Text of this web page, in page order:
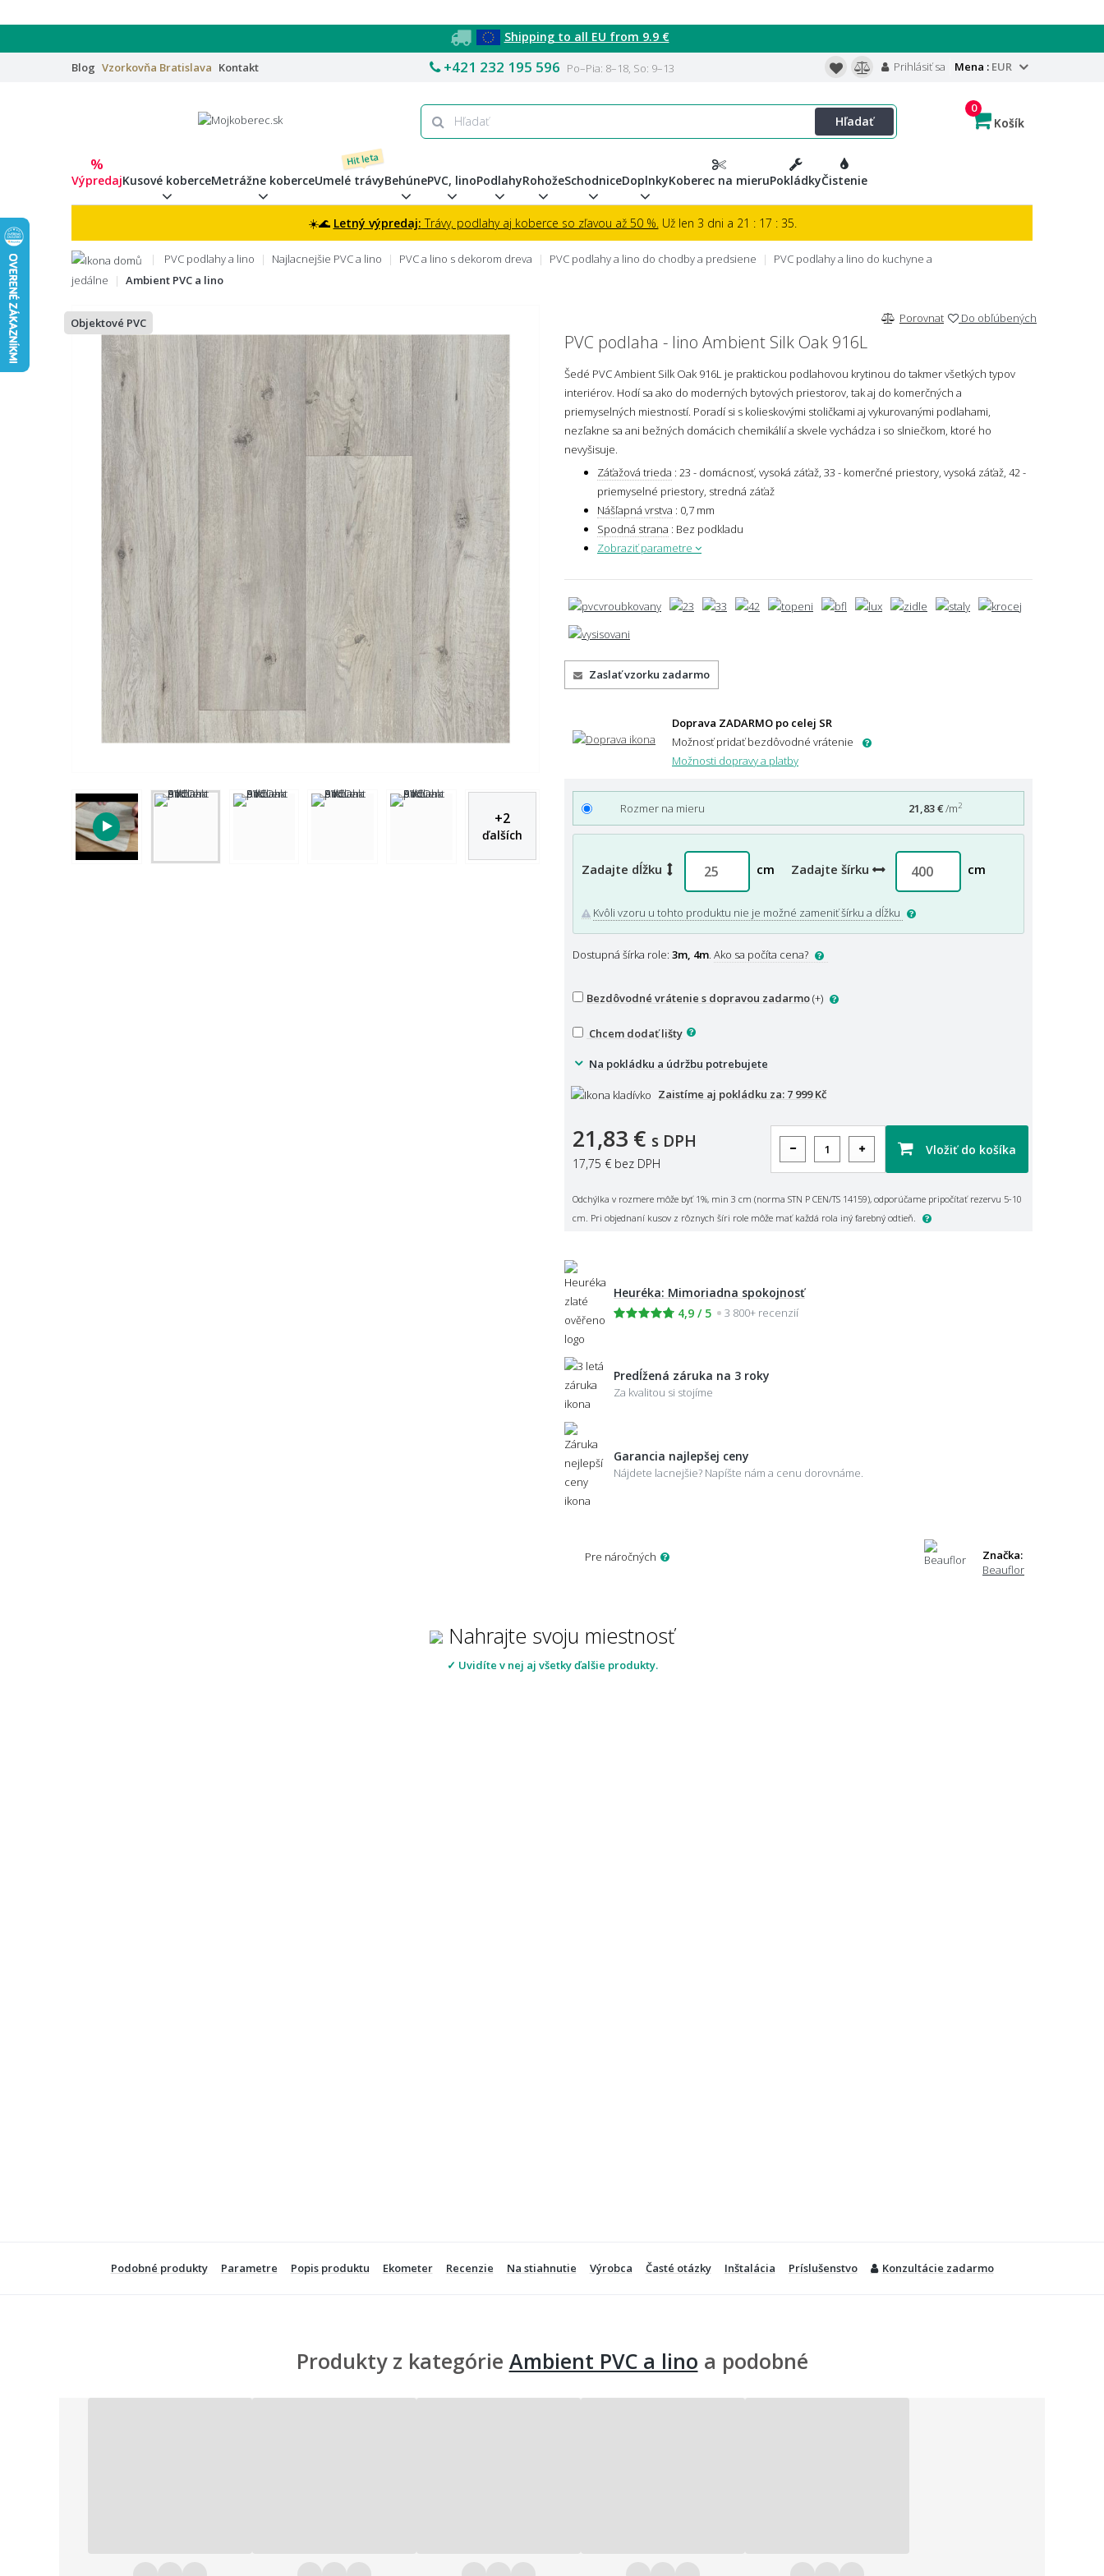
Shipping to all EU from 9.9 €
Blog Vzorkovňa Bratislava Kontakt +421 232 195 596 Po–Pia: 8–18, So: 9–13 Mena : EUR
Prihlásiť sa
Hľadať
0
Košík
%
VýpredajKusové koberceMetrážne koberce
Hit leta
Umelé trávyBehúnePVC, linoPodlahyRohožeSchodniceDoplnkyKoberec na mieruPokládkyČistenie
☀️🌊 Letný výpredaj: Trávy, podlahy aj koberce so zľavou až 50 %. Už len 3 dni a 21 : 17 : 34.
PVC podlahy a lino Najlacnejšie PVC a lino PVC a lino s dekorom dreva PVC podlahy a lino do chodby a predsiene
PVC podlahy a lino do kuchyne a
jedálne
Ambient PVC a lino
Porovnat Do obľúbených
Objektové PVC
+2
ďalších
PVC podlaha - lino Ambient Silk Oak 916L
Šedé PVC Ambient Silk Oak 916L je praktickou podlahovou krytinou do takmer všetkých typov
interiérov. Hodí sa ako do moderných bytových priestorov, tak aj do komerčných a
priemyselných miestností. Poradí si s kolieskovými stoličkami aj vykurovanými podlahami,
nezľakne sa ani bežných domácich chemikálií a skvele vychádza i so slniečkom, ktoré ho
nevyšisuje.
Záťažová trieda : 23 - domácnosť, vysoká záťaž, 33 - komerčné priestory, vysoká záťaž, 42 -
priemyselné priestory, stredná záťaž
Nášľapná vrstva : 0,7 mm
Spodná strana : Bez podkladu
Zobraziť parametre
Zaslať vzorku zadarmo
Doprava ZADARMO po celej SR
Možnosť pridať bezdôvodné vrátenie
Možnosti dopravy a platby
Rozmer na mieru 21,83 €/m2
Zadajte dĺžku cm Zadajte šírku cm
Kvôli vzoru u tohto produktu nie je možné zameniť šírku a dĺžku
Dostupná šírka role: 3m, 4m Ako sa počíta cena?
Chcem dodať lišty
Na pokládku a údržbu potrebujete
Bezdôvodné vrátenie s dopravou zadarmo(+)
Zaistíme aj pokládku za: 7 999 Kč
21,83 € s DPH
17,75 € bez DPH
Vložiť do košíka
Odchýlka v rozmere môže byť 1%, min 3 cm (norma STN P CEN/TS 14159), odporúčame pripočítať rezervu 5-10
cm. Pri objednaní kusov z rôznych šíri role môže mať každá rola iný farebný odtieň.
Heuréka: Mimoriadna spokojnosť
4,9 / 5
3 800+ recenzií
Predĺžená záruka na 3 roky
Za kvalitou si stojíme
Garancia najlepšej ceny
Nájdete lacnejšie? Napíšte nám a cenu dorovnáme.
Pre náročných
Značka:
Beauflor
Nahrajte svoju miestnosť
✓ Uvidíte v nej aj všetky ďalšie produkty.
Podobné produkty Parametre Popis produktu Ekometer Recenzie Na stiahnutie Výrobca Časté otázky Inštalácia Príslušenstvo Konzultácie zadarmo
Produkty z kategórie Ambient PVC a lino a podobné